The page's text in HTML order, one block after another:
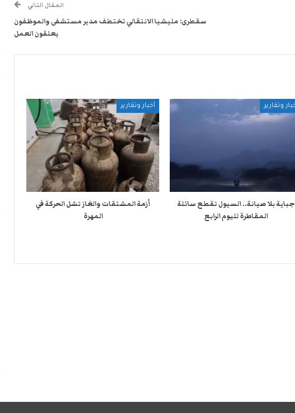
المقال التالي
سقطرى: مليشيا الانتقالي تختطف مدير مستشفى والموظفون
يعلقون العمل
وتقارير
جباية بلا صيانة.. السيول تقطع سائلة
المقاطرة لليوم الرابع
أخبار وتقارير
أزمة المشتقات والغاز تشل الحركة في
المهرة ​